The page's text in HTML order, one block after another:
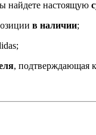
найдете настоящую
в наличии;
, подтверждающая